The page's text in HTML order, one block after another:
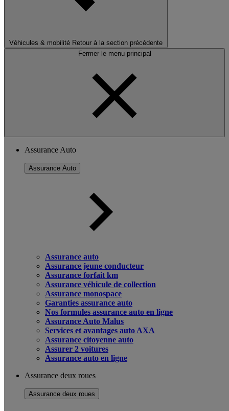
Véhicules & mobilité Retour à la section précédente
Fermer le menu principal
Assurance Auto
Assurance Auto
Assurance auto
Assurance jeune conducteur
Assurance forfait km
Assurance véhicule de collection
Assurance monospace
Garanties assurance auto
Nos formules assurance auto en ligne
Assurance Auto Malus
Services et avantages auto AXA
Assurance citoyenne auto
Assurer 2 voitures
Assurance auto en ligne
Assurance deux roues
Assurance deux roues